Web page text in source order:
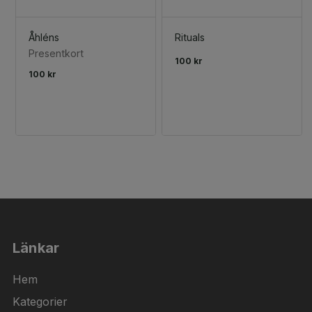
Åhléns
Presentkort
100 kr
Rituals
100 kr
Länkar
Hem
Kategorier